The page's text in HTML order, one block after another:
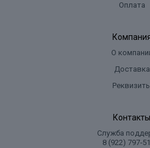
Оплата
О
Доставка
Контакты
Служба
8 (922)